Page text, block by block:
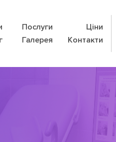
Послуги
Ціни
Галерея Контакти